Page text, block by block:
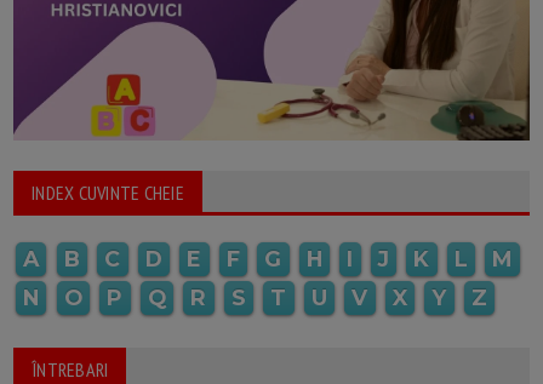
INDEX CUVINTE CHEIE
A B C D E F G H I J K L
M
N
O P Q R S T U V X Y Z
ÎNTREBARI